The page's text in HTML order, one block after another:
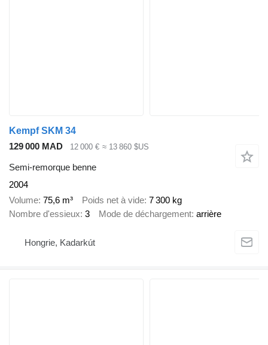
Kempf SKM 34
129 000 MAD
12 000 € ≈ 13 860 $US
Semi-remorque benne
2004
Volume 75,6 m³ Poids net à vide 7 300 kg
Nombre d'essieux 3 Mode de déchargement arrière
Hongrie, Kadarkút